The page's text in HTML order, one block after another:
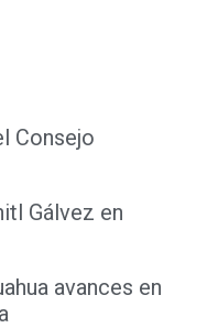
Consejo
Gálvez en
avances en